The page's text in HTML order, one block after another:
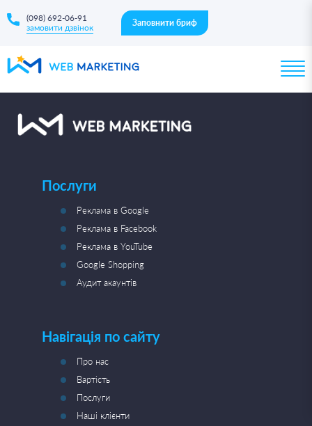
(098) 692-06-91
замовити дзвінок
Заповнити бриф
Послуги
Реклама в Google
Реклама в Facebook
Реклама в YouTube
Google Shopping
Аудит акаунтів
Навігація по сайту
Про нас
Вартість
Послуги
Наші клієнти